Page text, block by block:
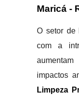
Maricá -
O setor de
com a
impactos
Limpeza